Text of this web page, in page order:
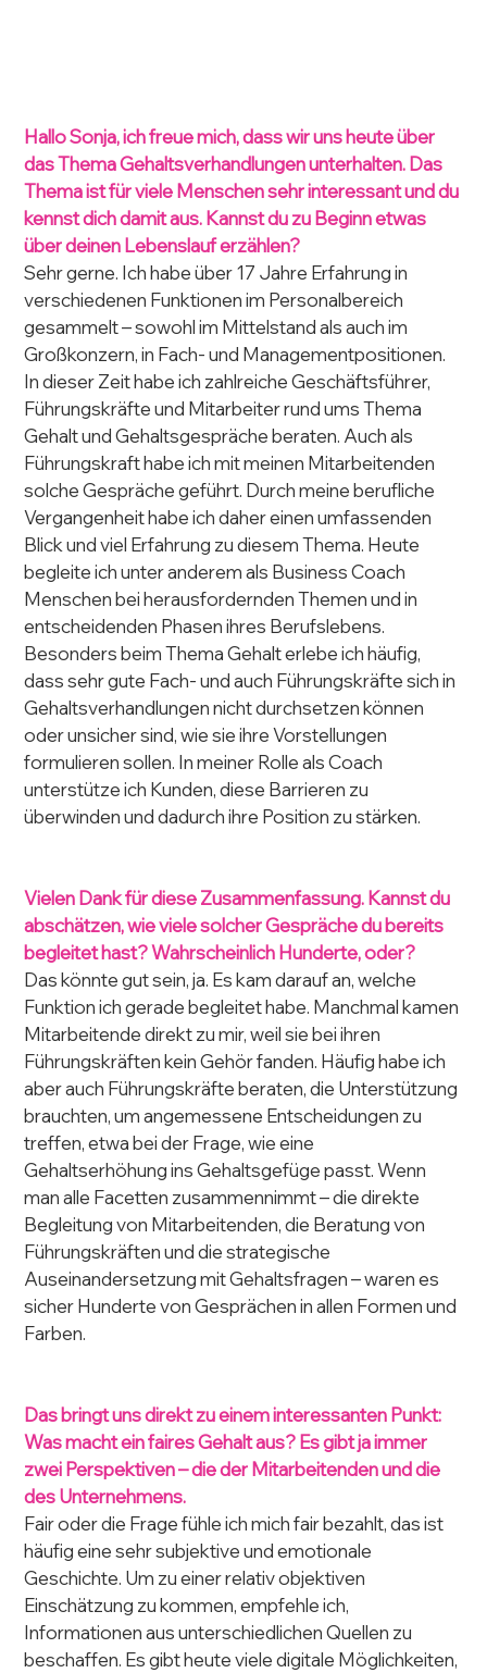
Hallo Sonja, ich freue mich, dass wir uns heute über
das Thema Gehaltsverhandlungen unterhalten. Das
Thema ist für viele Menschen sehr interessant und du
kennst dich damit aus. Kannst du zu Beginn etwas
über deinen Lebenslauf erzählen?
Sehr gerne. Ich habe über 17 Jahre Erfahrung in
verschiedenen Funktionen im Personalbereich
gesammelt – sowohl im Mittelstand als auch im
Großkonzern, in Fach- und Managementpositionen.
In dieser Zeit habe ich zahlreiche Geschäftsführer,
Führungskräfte und Mitarbeiter rund ums Thema
Gehalt und Gehaltsgespräche beraten. Auch als
Führungskraft habe ich mit meinen Mitarbeitenden
solche Gespräche geführt. Durch meine berufliche
Vergangenheit habe ich daher einen umfassenden
Blick und viel Erfahrung zu diesem Thema. Heute
begleite ich unter anderem als Business Coach
Menschen bei herausfordernden Themen und in
entscheidenden Phasen ihres Berufslebens.
Besonders beim Thema Gehalt erlebe ich häufig,
dass sehr gute Fach- und auch Führungskräfte sich in
Gehaltsverhandlungen nicht durchsetzen können
oder unsicher sind, wie sie ihre Vorstellungen
formulieren sollen. In meiner Rolle als Coach
unterstütze ich Kunden, diese Barrieren zu
überwinden und dadurch ihre Position zu stärken.
Vielen Dank für diese Zusammenfassung. Kannst du
abschätzen, wie viele solcher Gespräche du bereits
begleitet hast? Wahrscheinlich Hunderte, oder?
Das könnte gut sein, ja. Es kam darauf an, welche
Funktion ich gerade begleitet habe. Manchmal kamen
Mitarbeitende direkt zu mir, weil sie bei ihren
Führungskräften kein Gehör fanden. Häufig habe ich
aber auch Führungskräfte beraten, die Unterstützung
brauchten, um angemessene Entscheidungen zu
treffen, etwa bei der Frage, wie eine
Gehaltserhöhung ins Gehaltsgefüge passt. Wenn
man alle Facetten zusammennimmt – die direkte
Begleitung von Mitarbeitenden, die Beratung von
Führungskräften und die strategische
Auseinandersetzung mit Gehaltsfragen – waren es
sicher Hunderte von Gesprächen in allen Formen und
Farben.
Das bringt uns direkt zu einem interessanten Punkt:
Was macht ein faires Gehalt aus? Es gibt ja immer
zwei Perspektiven – die der Mitarbeitenden und die
des Unternehmens.
Fair oder die Frage fühle ich mich fair bezahlt, das ist
häufig eine sehr subjektive und emotionale
Geschichte. Um zu einer relativ objektiven
Einschätzung zu kommen, empfehle ich,
Informationen aus unterschiedlichen Quellen zu
beschaffen. Es gibt heute viele digitale Möglichkeiten,